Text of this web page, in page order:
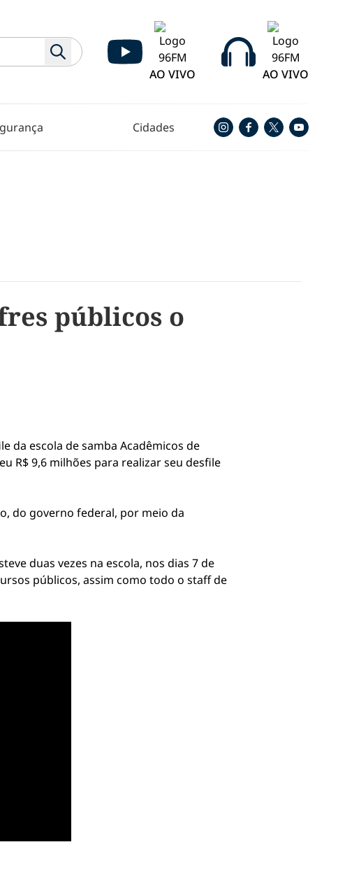
AO VIVO
AO VIVO
Cidades
públicos o
da escola de samba Acadêmicos de
R$ 9,6 milhões para realizar seu desfile
do governo federal, por meio da
duas vezes na escola, nos dias 7 de
públicos, assim como todo o staff de